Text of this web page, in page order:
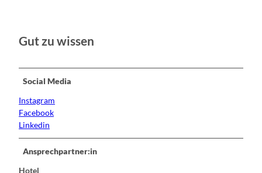
Gut zu wissen
Social Media
Instagram
Facebook
Linkedin
Ansprechpartner:in
Hotel